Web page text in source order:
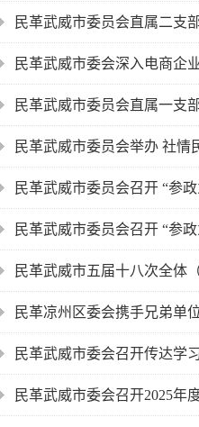
民革武威市委员会直属二支
民革武威市委会深入电商企
民革武威市委员会直属一支
民革武威市委员会举办 社情
民革武威市委员会召开 “参
民革武威市委员会召开 “参
民革武威市五届十八次全体
民革凉州区委会携手兄弟单
民革武威市委会召开传达学
民革武威市委会召开2025年